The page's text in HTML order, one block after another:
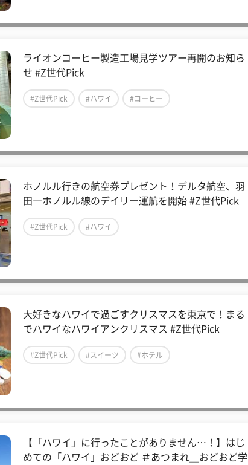
ライオンコーヒー製造工場見学ツアー再開のお知ら
せ #Z世代Pick
#Z世代Pick #ハワイ #コーヒー
ホノルル行きの航空券プレゼント！デルタ航空、羽
田―ホノルル線のデイリー運航を開始 #Z世代Pick
#Z世代Pick #ハワイ
大好きなハワイで過ごすクリスマスを東京で！まる
でハワイなハワイアンクリスマス #Z世代Pick
#Z世代Pick #スイーツ #ホテル
【「ハワイ」に行ったことがありません…！】はじ
めての「ハワイ」おどおど ＃あつまれ＿おどおど学